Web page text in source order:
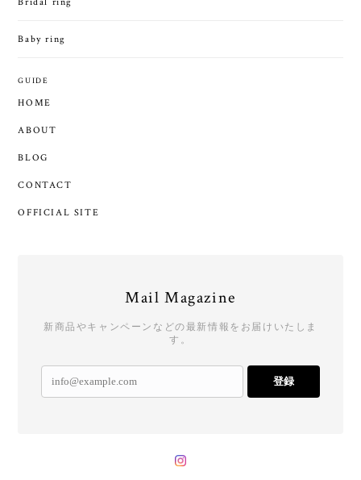
Baby ring
GUIDE
HOME
ABOUT
BLOG
CONTACT
OFFICIAL SITE
Mail Magazine
新商品やキャンペーンなどの最新情報をお届けいたしま
す。
登録